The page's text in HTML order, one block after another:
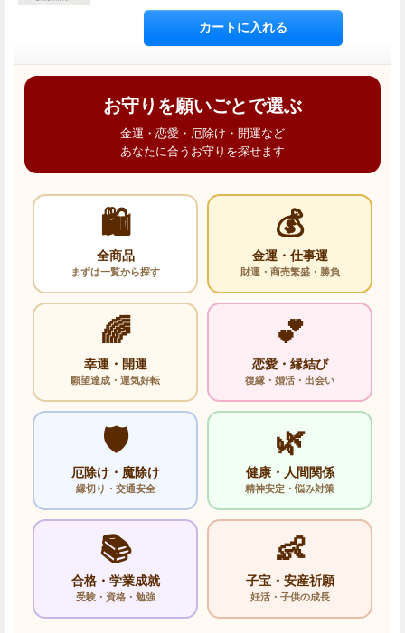
お守りを願いごとで選ぶ
金運・恋愛・厄除け・開運など
あなたに合うお守りを探せます
🛍️
全商品
まずは一覧から探す
💰
金運・仕事運
財運・商売繁盛・勝負
🌈
幸運・開運
願望達成・運気好転
💕
恋愛・縁結び
復縁・婚活・出会い
🛡️
厄除け・魔除け
縁切り・交通安全
🌿
健康・人間関係
精神安定・悩み対策
📚
合格・学業成就
受験・資格・勉強
👶
子宝・安産祈願
妊活・子供の成長